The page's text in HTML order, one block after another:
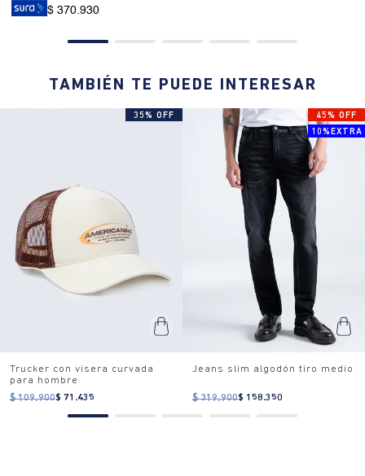
$ 370.930
TAMBIÉN TE PUEDE INTERESAR
35% OFF
Trucker con visera curvada
para hombre
$ 109.900$ 71.435
45% OFF
10%EXTRA
Jeans slim algodón tiro medio
$ 319.900$ 158.350